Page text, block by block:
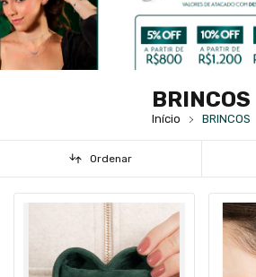
BRINCOS
Início BRINCOS
Ordenar